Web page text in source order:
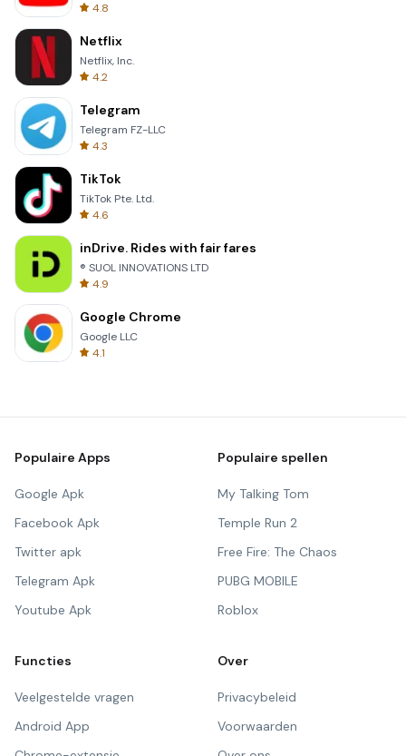
4.8
Netflix
Netflix, Inc.
4.2
Telegram
Telegram FZ-LLC
4.3
TikTok
TikTok Pte. Ltd.
4.6
inDrive. Rides with fair fares
® SUOL INNOVATIONS LTD
4.9
Google Chrome
Google LLC
4.1
Populaire Apps
Google Apk
Facebook Apk
Twitter apk
Telegram Apk
Youtube Apk
Populaire spellen
My Talking Tom
Temple Run 2
Free Fire: The Chaos
PUBG MOBILE
Roblox
Functies
Veelgestelde vragen
Android App
Over
Privacybeleid
Voorwaarden